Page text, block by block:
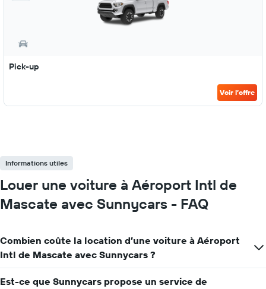
Pick-up
Voir l’offre
Informations utiles
Louer une voiture à Aéroport Intl de
Mascate avec Sunnycars - FAQ
Combien coûte la location d’une voiture à Aéroport
Intl de Mascate avec Sunnycars ?
Est-ce que Sunnycars propose un service de